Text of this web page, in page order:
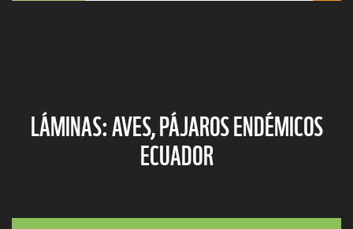
LÁMINAS: AVES, PÁJAROS ENDÉMICOS
ECUADOR